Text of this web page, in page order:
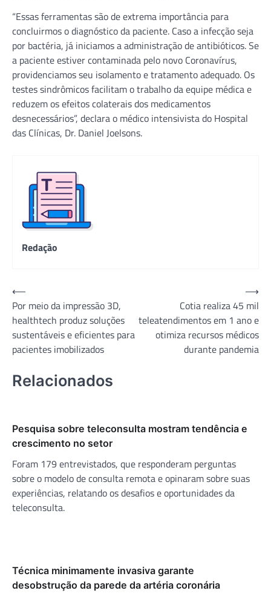
“Essas ferramentas são de extrema importância para
concluirmos o diagnóstico da paciente. Caso a infecção seja
por bactéria, já iniciamos a administração de antibióticos. Se
a paciente estiver contaminada pelo novo Coronavírus,
providenciamos seu isolamento e tratamento adequado. Os
testes sindrômicos facilitam o trabalho da equipe médica e
reduzem os efeitos colaterais dos medicamentos
desnecessários”, declara o médico intensivista do Hospital
das Clínicas, Dr. Daniel Joelsons.
Redação
Navegação
de
Post
⟵
Por meio da impressão 3D,
healthtech produz soluções
sustentáveis e eficientes para
pacientes imobilizados
Cotia realiza 45 mil
teleatendimentos em 1 ano e
otimiza recursos médicos
durante pandemia
⟶
Relacionados
Pesquisa sobre teleconsulta mostram tendência e
crescimento no setor
Foram 179 entrevistados, que responderam perguntas
sobre o modelo de consulta remota e opinaram sobre suas
experiências, relatando os desafios e oportunidades da
teleconsulta.
Técnica minimamente invasiva garante
desobstrução da parede da artéria coronária